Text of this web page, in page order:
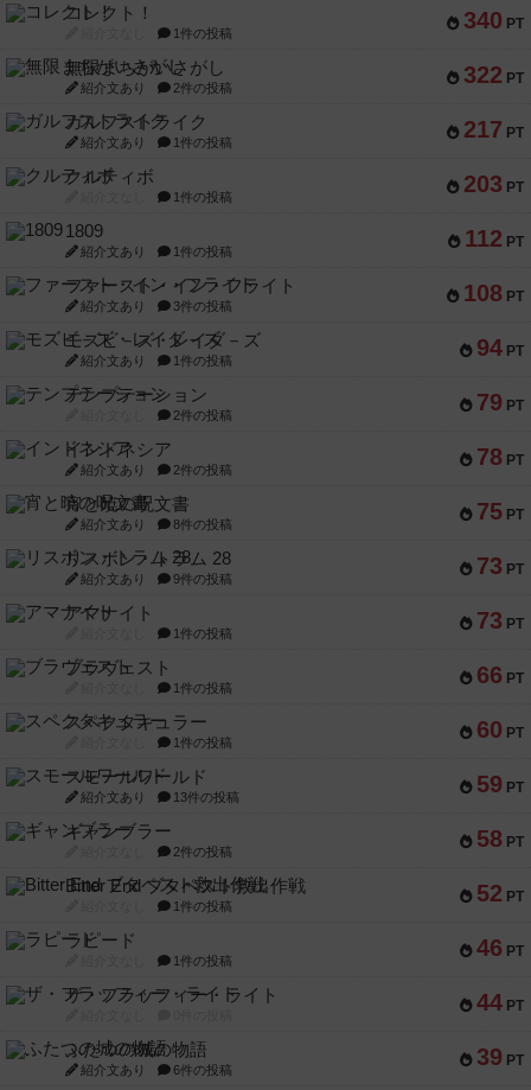
340 PT
コレクト！
1件の投稿
322 PT
無限まちがいさがし
紹介文あり 2件の投稿
217 PT
ガルフストライク
紹介文あり 1件の投稿
203 PT
クルティボ
1件の投稿
112 PT
1809
紹介文あり 1件の投稿
108 PT
ファースト・イン・フライト
紹介文あり 3件の投稿
94 PT
モズビ－ズ・レイダ－ズ
紹介文あり 1件の投稿
79 PT
テンプテーション
2件の投稿
78 PT
インドネシア
紹介文あり 2件の投稿
75 PT
宵と暁の呪文書
紹介文あり 8件の投稿
73 PT
リスボン・トラム 28
紹介文あり 9件の投稿
73 PT
アマナイト
1件の投稿
66 PT
ブラヴェスト
1件の投稿
60 PT
スペクタキュラー
1件の投稿
59 PT
スモールワールド
紹介文あり 13件の投稿
58 PT
ギャンブラー
2件の投稿
52 PT
Bitter End ブタペスト救出作戦
1件の投稿
46 PT
ラピード
1件の投稿
44 PT
ザ・フラッフィー・ライト
39 PT
ふたつの城の物語
紹介文あり 6件の投稿